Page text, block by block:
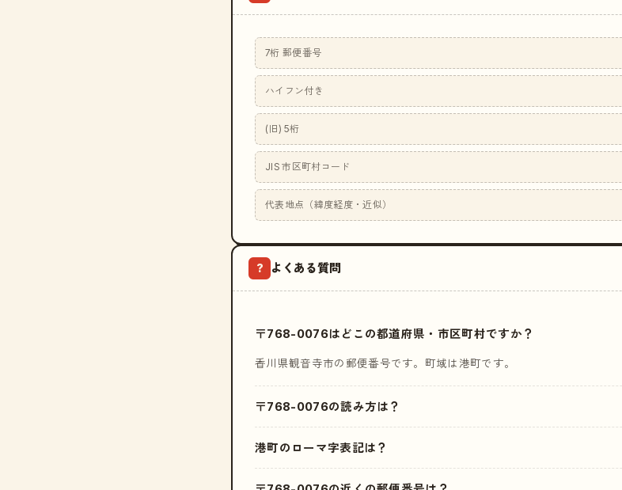
7桁 郵便番号
ハイフン付き
(旧) 5桁
JIS 市区町村コード
代表地点（緯度経度・近似）
? よくある質問
〒768-0076はどこの都道府県・市区町村ですか？
香川県観音寺市の郵便番号です。町域は港町です。
〒768-0076の読み方は？
港町のローマ字表記は？